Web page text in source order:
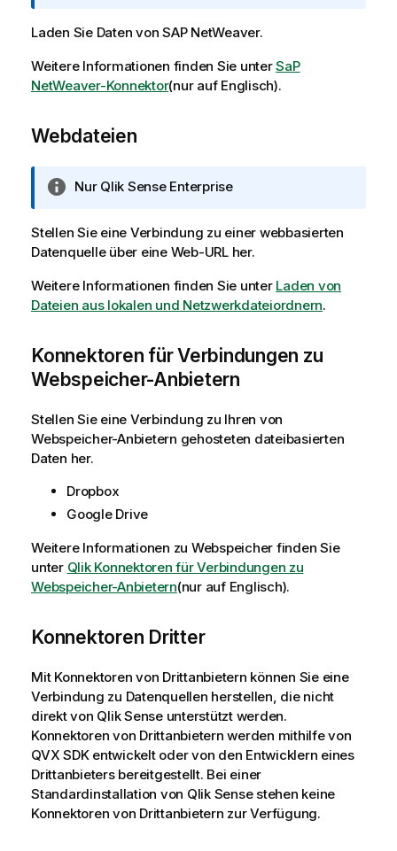
n
w
i
f
r
m
i
n
i
n
w
i
Laden Sie Daten von SAP NetWeaver.
Weitere Informationen finden Sie unterSaP
NetWeaver-Konnektor(nur auf Englisch).
Webdateien
I
f
r
m
a
o
n
h
i
n
e
i
Nur Qlik Sense Enterprise
Stellen Sie eine Verbindung zu einer webbasierten
Datenquelle über eine Web-URL her.
Weitere Informationen finden Sie unter Laden von
Dateien aus lokalen und Netzwerkdateiordnern.
Konnektoren für Verbindungen zu
Webspeicher-Anbietern
Stellen Sie eine Verbindung zu Ihren von
Webspeicher-Anbietern gehosteten dateibasierten
Daten her.
Dropbox
Google Drive
Weitere Informationen zu Webspeicher finden Sie
unter Qlik Konnektoren für Verbindungen zu
Webspeicher-Anbietern(nur auf Englisch).
Konnektoren Dritter
Mit Konnektoren von Drittanbietern können Sie eine
Verbindung zu Datenquellen herstellen, die nicht
direkt von Qlik Senseunterstützt werden.
Konnektoren von Drittanbietern werden mithilfe von
QVX SDKentwickelt oder von den Entwicklern eines
Drittanbieters bereitgestellt. Bei einer
Standardinstallation von Qlik Sensestehen keine
Konnektoren von Drittanbietern zur Verfügung.